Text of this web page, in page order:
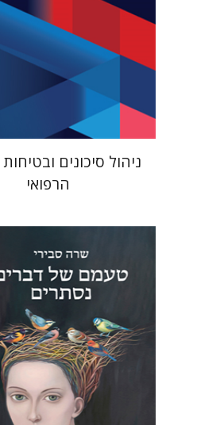
הנחת אתר ספר מודפס
$46
$41
ניהול סיכונים
הרפואי
שרה סבירי